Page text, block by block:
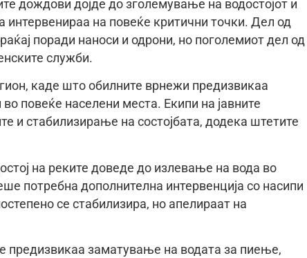
дождови дојде до зголемување на водостојот и
на повеќе критични точки. Дел од
поради наноси и одрони, но поголемиот дел од
служби.
каде што обилните врнежи предизвикаа
повеќе населени места. Екипи на јавните
и стабилизирање на состојбата, додека штетите
на реките доведе до излевање на вода во
потребна дополнителна интервенција со насипи
се стабилизира, но апелираат на
предизвикаа заматување на водата за пиење,